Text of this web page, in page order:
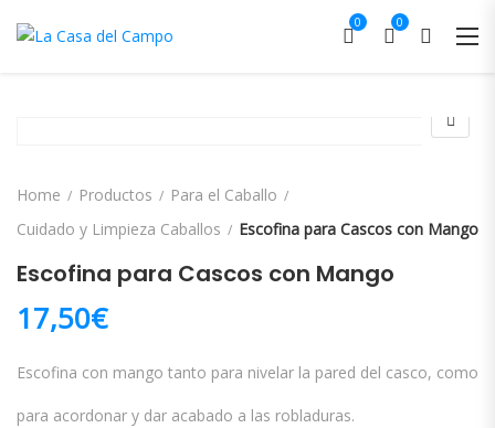
0 0
Home Productos
Para el Caballo
Cuidado y Limpieza Caballos
Escofina para Cascos con Mango
Escofina para Cascos con Mango
17,50€
Escofina con mango tanto para nivelar la pared del casco, como
para acordonar y dar acabado a las robladuras.